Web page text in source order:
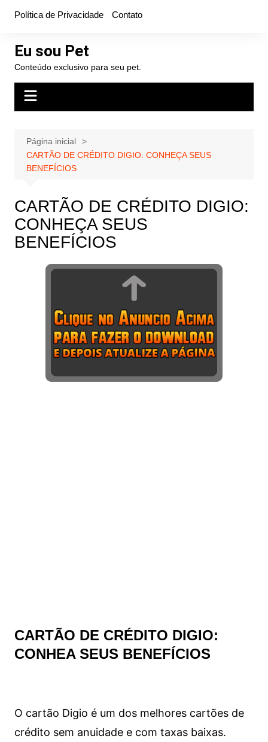
conteúdo
Política de Privacidade Contato
Eu sou Pet
Conteúdo exclusivo para seu pet.
Página inicial
CARTÃO DE CRÉDITO DIGIO: CONHEÇA SEUS
BENEFÍCIOS
CARTÃO DE CRÉDITO DIGIO:
CONHEÇA SEUS
BENEFÍCIOS
CARTÃO DE CRÉDITO DIGIO:
CONHEA SEUS BENEFÍCIOS
O cartão Digio é um dos melhores cartões de
crédito sem anuidade e com taxas baixas.